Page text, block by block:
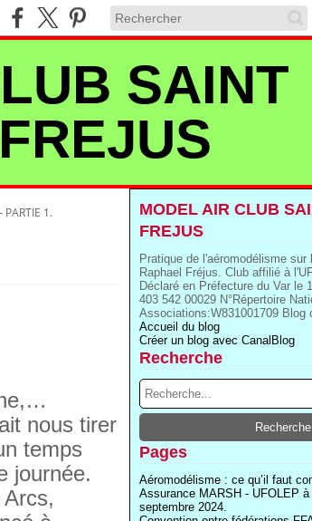
SAINT
PARTIE 1.
nous tirer
temps
journée.
MODEL AIR CLUB
FREJUS
Pratique de l'aéromodélisme
Raphael Fréjus. Club affilié à
Déclaré en Préfecture du Var le
403 542 00029 N°Répertoire
Associations:W831001709 Blog
Accueil du blog
Créer un blog avec CanalBlog
Recherche
Pages
Aéromodélisme : ce qu’il faut
Assurance MARSH - UFOLEP
septembre 2024.